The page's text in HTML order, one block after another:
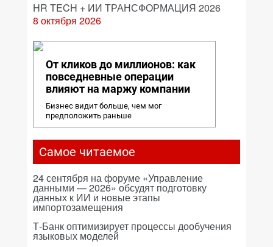
HR TECH + ИИ ТРАНСФОРМАЦИЯ 2026
8 октября 2026
От кликов до миллионов: как
повседневные операции
влияют на маржу компании
Бизнес видит больше, чем мог
предположить раньше
Самое читаемое
24 сентября на форуме «Управление
данными — 2026» обсудят подготовку
данных к ИИ и новые этапы
импортозамещения
Т-Банк оптимизирует процессы дообучения
языковых моделей